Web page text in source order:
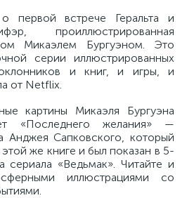
первой встрече Геральта и
проиллюстрированная
Микаэлем Бургуэном. Это
серии иллюстрированных
и книг, и игры, и
от Netflix.
картины Микаэля Бургуэна
«Последнего желания» —
Анджея Сапковского, который
же книге и был показан в 5-
сериала «Ведьмак». Читайте и
иллюстрациями со